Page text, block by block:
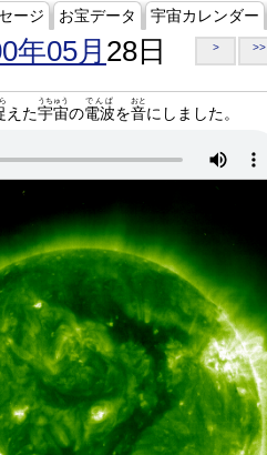
ージ お宝データ 宇宙カレンダー
年05月 28日 > >>
えた宇宙
うちゅう
の電波
でんぱ
を音
おと
にしました。